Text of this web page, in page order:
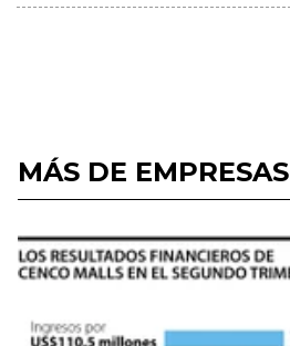
MÁS DE EMPRESAS